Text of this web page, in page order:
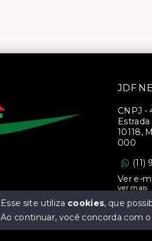
JDF
CNPJ -
10118,
000
(11)
Ver e-
ver mais
CRECI
Esse site utiliza cookies, que
Ao continuar, você concorda com o